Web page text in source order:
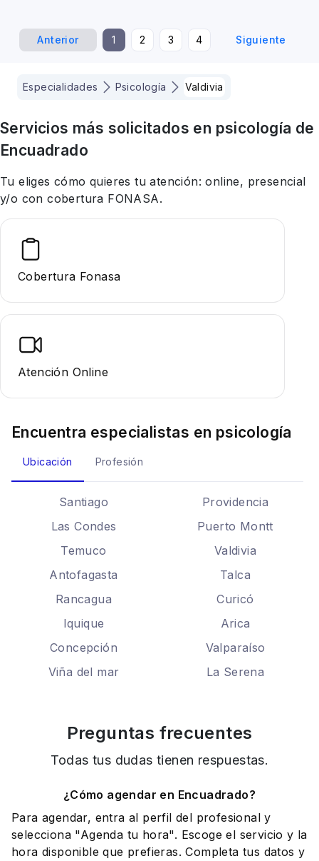
Anterior 1 2 3 4 Siguiente
Especialidades Psicología Valdivia
Servicios más solicitados en psicología de
Encuadrado
Tu eliges cómo quieres tu atención: online, presencial
y/o con cobertura FONASA.
Cobertura Fonasa
Atención Online
Encuentra especialistas en psicología
Ubicación Profesión
Santiago
Providencia
Las Condes
Puerto Montt
Temuco
Valdivia
Antofagasta
Talca
Rancagua
Curicó
Iquique
Arica
Concepción
Valparaíso
Viña del mar
La Serena
Preguntas frecuentes
Todas tus dudas tienen respuestas.
¿Cómo agendar en Encuadrado?
Para agendar, entra al perfil del profesional y
selecciona "Agenda tu hora". Escoge el servicio y la
hora disponible que prefieras. Completa tus datos y